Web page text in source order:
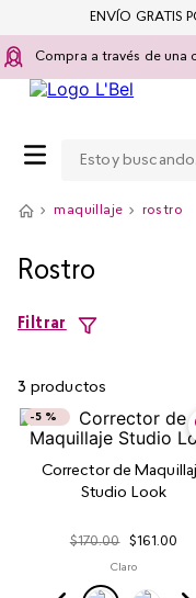
Compra a través de una
ENVÍO GRATIS
maquillaje rostro
Rostro
Filtrar
3 productos
Corrector de
Studio Look
-5 %
$170.00 $161.00
Claro